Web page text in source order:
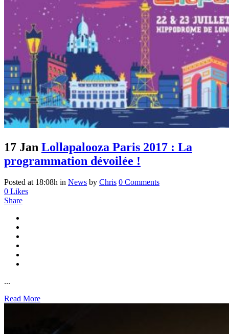
17 Jan Lollapalooza Paris 2017 : La
programmation dévoilée !
Posted at 18:08h in News by Chris 0 Comments
0 Likes
Share
...
Read More